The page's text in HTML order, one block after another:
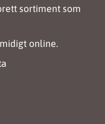
sortiment som
online.